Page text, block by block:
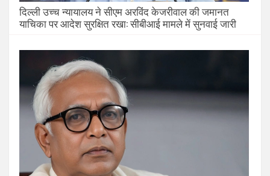
दिल्ली उच्च न्यायालय ने सीएम अरविंद केजरीवाल की जमानत
याचिका पर आदेश सुरक्षित रखा: सीबीआई मामले में सुनवाई जारी